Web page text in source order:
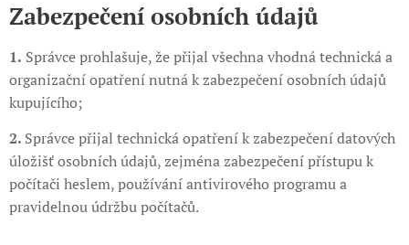
Zabezpečení osobních údajů
1. Správce prohlašuje, že přijal všechna vhodná technická a
organizační opatření nutná k zabezpečení osobních údajů
kupujícího;
2. Správce přijal technická opatření k zabezpečení datových
úložišť osobních údajů, zejména zabezpečení přístupu k
počítači heslem, používání antivirového programu a
pravidelnou údržbu počítačů.